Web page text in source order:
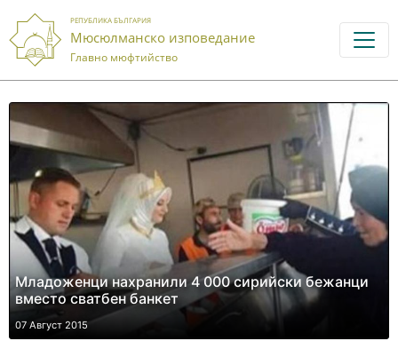
РЕПУБЛИКА БЪЛГАРИЯ
Мюсюлманско изповедание
Главно мюфтийство
Младоженци нахранили 4 000 сирийски бежанци
вместо сватбен банкет
07 Август 2015